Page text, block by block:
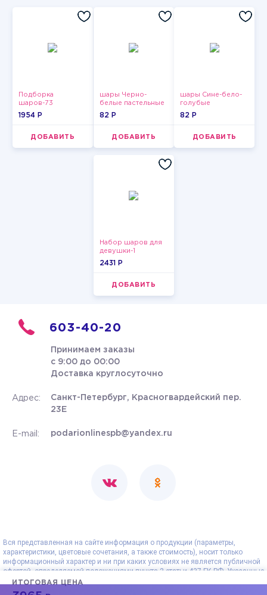
Подборка
шаров-73
1954 P
ДОБАВИТЬ
шары Черно-
белые пастельные
82 P
ДОБАВИТЬ
шары Сине-бело-
голубые
пастельные
82 P
ДОБАВИТЬ
Набор шаров для
девушки-1
2431 P
ДОБАВИТЬ
ИТОГОВАЯ ЦЕНА
603-40-20
Принимаем заказы
с 9:00 до 00:00
Доставка круглосуточно
Адрес:
Санкт-Петербург, Красногвардейский пер.
23Е
E-mail: podarionlinespb@yandex.ru
Вся представленная на сайте информация о продукции (параметры,
характеристики, цветовые сочетания, а также стоимость), носит только
информационный характер и ни при каких условиях не является публичной
офертой, определяемой положениями пункта 2 статьи 437 ГК РФ. Указанные
на сайте цены - рекомендованные и могут отличаться от действительных
цен. Все данные, представленные на сайте, носят сугубо информационный